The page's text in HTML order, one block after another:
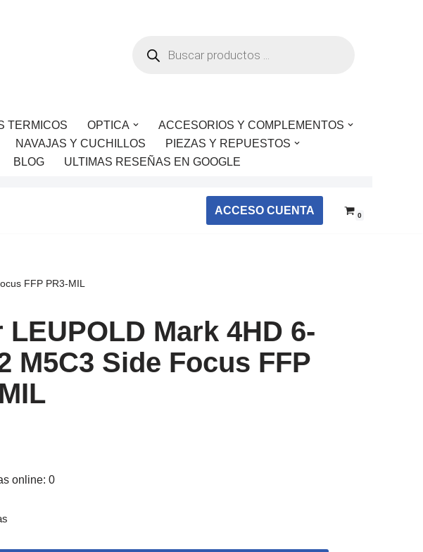
TERMICOS OPTICA
ACCESORIOS Y COMPLEMENTOS
NAVAJAS Y CUCHILLOS
PIEZAS Y REPUESTOS
BLOG ULTIMAS RESEÑAS EN GOOGLE
ACCESO CUENTA 0
FFP PR3-MIL
LEUPOLD Mark 4HD 6-
M5C3 Side Focus FFP
online: 0